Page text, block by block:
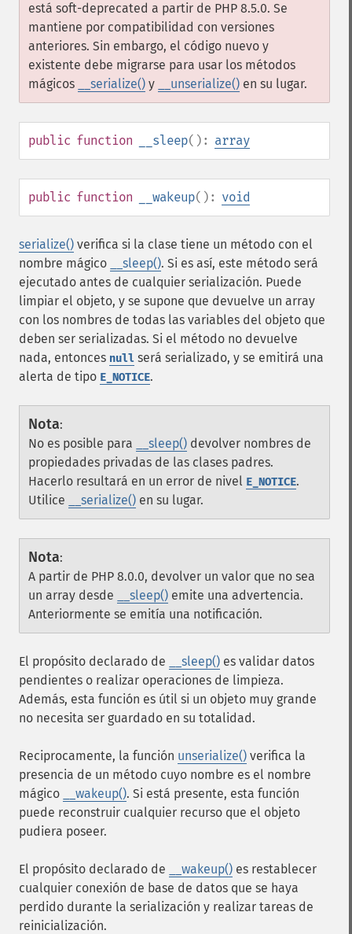
está soft-deprecated a partir de PHP 8.5.0. Se
mantiene por compatibilidad con versiones
anteriores. Sin embargo, el código nuevo y
existente debe migrarse para usar los métodos
mágicos
__serialize() y __unserialize() en su lugar.
public function __sleep(): array
public function __wakeup(): void
serialize() verifica si la clase tiene un método con el
nombre mágico
__sleep(). Si es así, este método será
ejecutado antes de cualquier serialización. Puede
limpiar el objeto, y se supone que devuelve un array
con los nombres de todas las variables del objeto que
deben ser serializadas. Si el método no devuelve
nada, entonces null será serializado, y se emitirá una
alerta de tipo E_NOTICE.
Nota:
No es posible para
__sleep() devolver nombres de
propiedades privadas de las clases padres.
Hacerlo resultará en un error de nivel E_NOTICE.
Utilice
__serialize() en su lugar.
Nota:
A partir de PHP 8.0.0, devolver un valor que no sea
un array desde
__sleep() emite una advertencia.
Anteriormente se emitía una notificación.
El propósito declarado de __sleep() es validar datos
pendientes o realizar operaciones de limpieza.
Además, esta función es útil si un objeto muy grande
no necesita ser guardado en su totalidad.
Reciprocamente, la función unserialize() verifica la
presencia de un método cuyo nombre es el nombre
mágico
__wakeup(). Si está presente, esta función
puede reconstruir cualquier recurso que el objeto
pudiera poseer.
El propósito declarado de __wakeup() es restablecer
cualquier conexión de base de datos que se haya
perdido durante la serialización y realizar tareas de
reinicialización.